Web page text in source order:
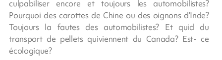
culpabiliser encore et toujours les automobilistes?
Pourquoi des carottes de Chine ou des oignons d’Inde?
Toujours la fautes des automobilistes? Et quid du
transport de pellets quiviennent du Canada? Est- ce
écologique?